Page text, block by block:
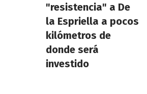
"resistencia" a De
la Espriella a pocos
kilómetros de
donde será
investido